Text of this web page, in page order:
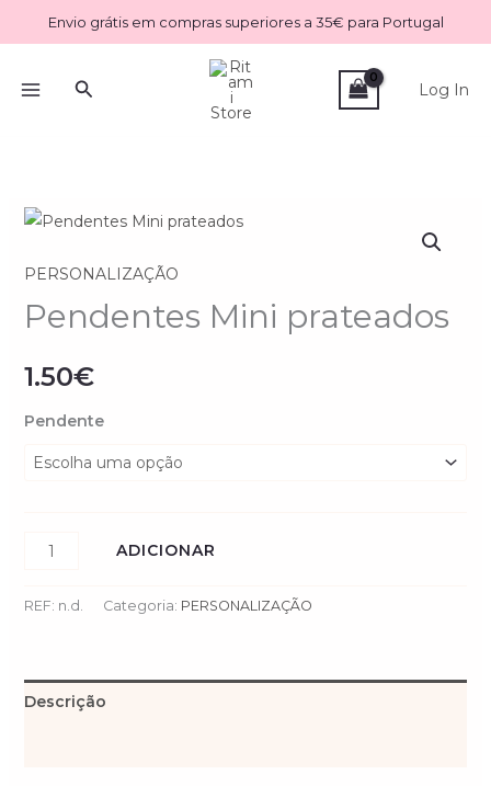
to
Envio grátis em compras superiores a 35€ para Portugal
Search Log In
PERSONALIZAÇÃO
Pendentes Mini prateados
1.50€
Pendente
Quantidade
Pendentes
Mini
prateados
ADICIONAR
REF: n.d. Categoria: PERSONALIZAÇÃO
Descrição